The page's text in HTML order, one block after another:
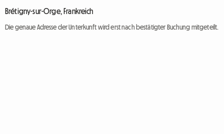
Brétigny-sur-Orge, Frankreich
Die genaue Adresse der Unterkunft wird erst nach bestätigter Buchung mitgeteilt.